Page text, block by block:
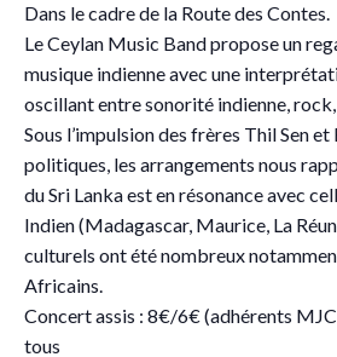
Dans le cadre de la Route des Contes.
Le Ceylan Music Band propose un
musique indienne avec une
oscillant entre sonorité indienne,
Sous l’impulsion des frères Thil Sen
politiques, les arrangements nous
du Sri Lanka est en résonance avec
Indien (Madagascar, Maurice, La
culturels ont été nombreux
Africains.
Concert assis : 8€/6€ (adhérents
tous